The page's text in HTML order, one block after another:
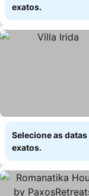
exatos.
Selecione as
exatos.